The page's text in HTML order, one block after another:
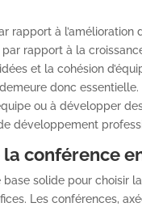
rapport à
par rapport à la
et la cohésion
donc
ou à développer
développement
conférence
solide pour choisir
Les conférences,